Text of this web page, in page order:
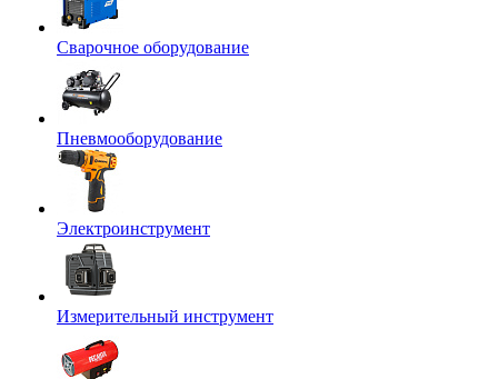
Сварочное оборудование
Пневмооборудование
Электроинструмент
Измерительный инструмент